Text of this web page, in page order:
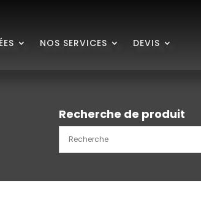
NOS SERVICES DEVIS
Recherche de produit